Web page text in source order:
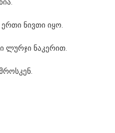
ნივთი იყო.
ლურჯი ნაკერით.